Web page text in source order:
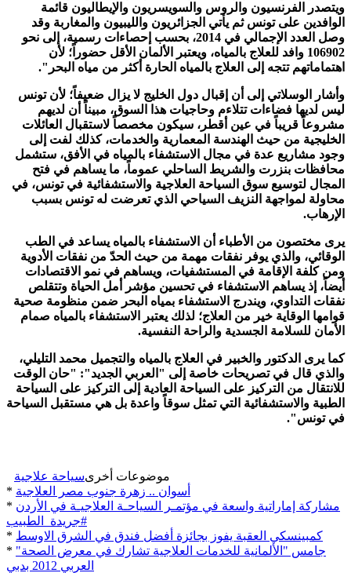
ويتصدر الفرنسيون والروس والسويسريون والإيطاليون قائمة
الوافدين على تونس ثم يأتي الجزائريون والليبيون والمغاربة وقد
وصل العدد الإجمالي في 2014، بحسب إحصاءات رسمية، إلى نحو
106902 وافد للعلاج بالمياه، ويعتبر الألمان الأقل حضوراً؛ لأن
اهتماماتهم تتجه إلى العلاج بالمياه الحارة أكثر من مياه البحر".
وأشار الوسلاتي إلى أن إقبال دول الخليج لا يزال ضعيفاً؛ لأن تونس
ليس لديها فضاءات تتلاءم وحاجيات هذا السوق، مبيناً أن لديهم
مشروعاً قريباً في عين أقطر، سيكون مخصصاً لاستقبال العائلات
الخليجية من حيث الهندسة المعمارية والخدمات، كذلك لفت إلى
وجود مشاريع عدة في مجال الاستشفاء بالمياه في الأفق، ستشمل
محافظات بنزرت والشريط الساحلي عموماً، ما يساهم في فتح
المجال لتوسيع سوق السياحة العلاجية والاستشفائية في تونس، في
محاولة لمواجهة النزيف السياحي الذي تعرضت له تونس بسبب
الإرهاب.
يرى مختصون من الأطباء أن الاستشفاء بالمياه يساعد في الطب
الوقائي، والذي يوفر نفقات مهمة من حيث الحدّ من نفقات الأدوية
ومن كلفة الإقامة في المستشفيات، ويساهم في نمو الاقتصادات
أيضاً، إذ يساهم الاستشفاء في تحسين مؤشر أمل الحياة وتتقلص
نفقات التداوي، ويندرج الاستشفاء بمياه البحر ضمن منظومة صحية
قوامها الوقاية خير من العلاج؛ لذلك يعتبر الاستشفاء بالمياه صمام
الأمان للسلامة الجسدية والراحة النفسية.
كما يرى الدكتور والخبير في العلاج بالمياه والتجميل محمد التليلي،
والذي قال في تصريحات خاصة إلى "العربي الجديد": "حان الوقت
للانتقال من التركيز على السياحة العادية إلى التركيز على السياحة
الطبية والاستشفائية التي تمثل سوقاً واعدة بل هي مستقبل السياحة
في تونس".
موضوعات أخرىسياحة علاجية
* أسوان .. زهرة جنوب مصر العلاجية
* مشاركة إماراتية واسعة في مؤتمـر السياحـة العلاجيـة في الأردن
#جريدة_الطبيب
* كمبينسكي العقبة يفوز بجائزة أفضل فندق في الشرق الاوسط
* "جامس "الألمانية للخدمات العلاجية تشارك في معرض الصحة
العربي 2012 بدبي